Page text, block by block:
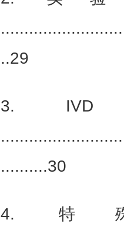
..29
3.
..........30
4. 特